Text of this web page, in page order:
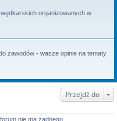
organizowanych w
zawodów - wasze opinie na tematy
Przejdź do
nie ma żadnego